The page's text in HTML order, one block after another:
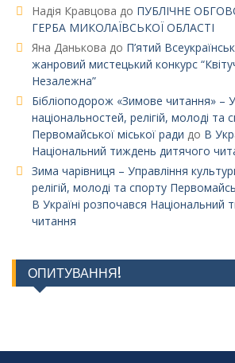
Надія Кравцова до ПУБЛІЧНЕ
ГЕРБА МИКОЛАЇВСЬКОЇ ОБЛАСТІ
Яна Данькова до П’ятий
жанровий мистецький конкурс
Незалежна”
Бібліоподорож «Зимове читання» –
національностей, релігій, молоді та
Первомайської міської ради до В
Національний тиждень дитячого
Зима чарівниця – Управління
релігій, молоді та спорту
В Україні розпочався Національний
читання
ОПИТУВАННЯ!